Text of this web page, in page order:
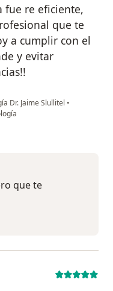
fue re eficiente,
que te
a cumplir con el
y evitar
Dr. Jaime Slullitel •
que te